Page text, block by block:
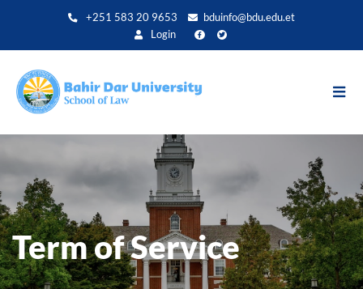
zum
+251 583 20 9653
bduinfo@bdu.edu.et
Login
Term of Service